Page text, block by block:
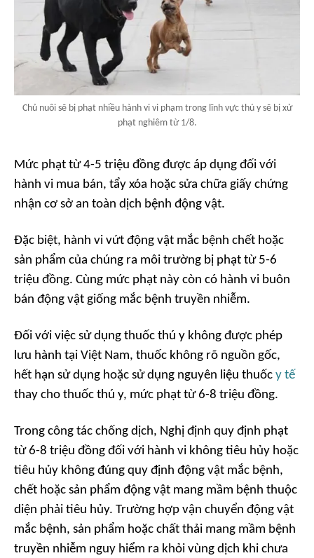
Chủ nuôi sẽ bị phạt nhiều hành vi vi phạm trong lĩnh vực thú y sẽ bị xử
phạt nghiêm từ 1/8.
Mức phạt từ 4-5 triệu đồng được áp dụng đối với
hành vi mua bán, tẩy xóa hoặc sửa chữa giấy chứng
nhận cơ sở an toàn dịch bệnh động vật.
Đặc biệt, hành vi vứt động vật mắc bệnh chết hoặc
sản phẩm của chúng ra môi trường bị phạt từ 5-6
triệu đồng. Cùng mức phạt này còn có hành vi buôn
bán động vật giống mắc bệnh truyền nhiễm.
Đối với việc sử dụng thuốc thú y không được phép
lưu hành tại Việt Nam, thuốc không rõ nguồn gốc,
hết hạn sử dụng hoặc sử dụng nguyên liệu thuốc y tế
thay cho thuốc thú y, mức phạt từ 6-8 triệu đồng.
Trong công tác chống dịch, Nghị định quy định phạt
từ 6-8 triệu đồng đối với hành vi không tiêu hủy hoặc
tiêu hủy không đúng quy định động vật mắc bệnh,
chết hoặc sản phẩm động vật mang mầm bệnh thuộc
diện phải tiêu hủy. Trường hợp vận chuyển động vật
mắc bệnh, sản phẩm hoặc chất thải mang mầm bệnh
truyền nhiễm nguy hiểm ra khỏi vùng dịch khi chưa